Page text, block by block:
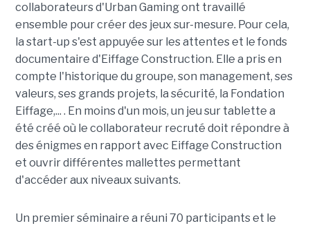
collaborateurs d'Urban Gaming ont travaillé
ensemble pour créer des jeux sur-mesure. Pour cela,
la start-up s'est appuyée sur les attentes et le fonds
documentaire d'Eiffage Construction. Elle a pris en
compte l'historique du groupe, son management, ses
valeurs, ses grands projets, la sécurité, la Fondation
Eiffage,... . En moins d'un mois, un jeu sur tablette a
été créé où le collaborateur recruté doit répondre à
des énigmes en rapport avec Eiffage Construction
et ouvrir différentes mallettes permettant
d'accéder aux niveaux suivants.
Un premier séminaire a réuni 70 participants et le